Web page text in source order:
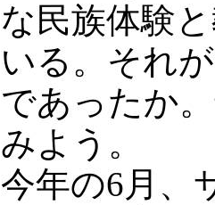
な民族体験
いる。それ
であったか
みよう。
今年の6月、